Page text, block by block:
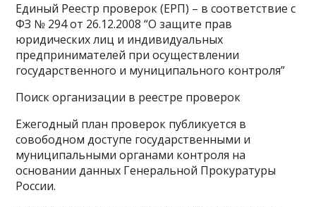
Единый Реестр проверок (ЕРП) – в соответствие с
ФЗ № 294 от 26.12.2008 “О защите прав
юридических лиц и индивидуальных
предпринимателей при осуществлении
государственного и муниципального контроля”
Поиск организации в реестре проверок
Ежегодный план проверок публикуется в
совободном доступе государственными и
муниципальными органами контроля на
основании данных Генеральной Прокуратуры
России.